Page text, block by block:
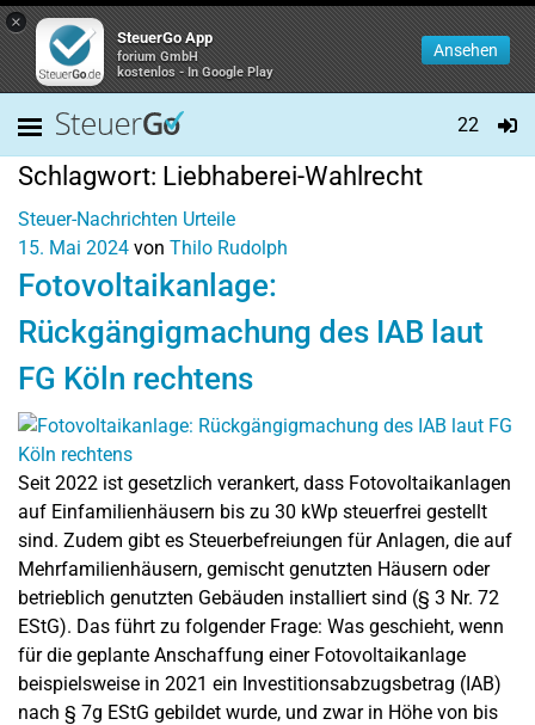
×
SteuerGo App
forium GmbH
kostenlos - In Google Play
Ansehen
22
Schlagwort: Liebhaberei-Wahlrecht
Steuer-Nachrichten Urteile
15. Mai 2024 von Thilo Rudolph
Fotovoltaikanlage:
Rückgängigmachung des IAB laut
FG Köln rechtens
Seit 2022 ist gesetzlich verankert, dass Fotovoltaikanlagen
auf Einfamilienhäusern bis zu 30 kWp steuerfrei gestellt
sind. Zudem gibt es Steuerbefreiungen für Anlagen, die auf
Mehrfamilienhäusern, gemischt genutzten Häusern oder
betrieblich genutzten Gebäuden installiert sind (§ 3 Nr. 72
EStG). Das führt zu folgender Frage: Was geschieht, wenn
für die geplante Anschaffung einer Fotovoltaikanlage
beispielsweise in 2021 ein Investitionsabzugsbetrag (IAB)
nach § 7g EStG gebildet wurde, und zwar in Höhe von bis